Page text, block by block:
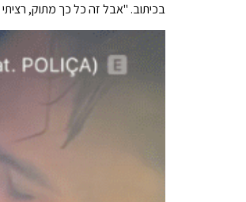
בכיתוב. "אבל זה כל כך מתוק,